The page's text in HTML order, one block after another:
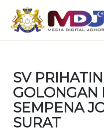
SV
GOLONGAN
SEMPENA
SURAT